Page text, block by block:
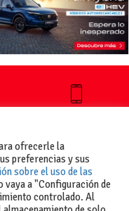
+34 627 35
ofrecerle la
preferencias y sus
sobre el uso de las
vaya a "Configuración de
controlado. Al